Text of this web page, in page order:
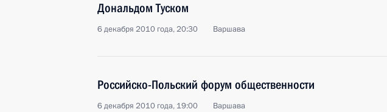
Дональдом Туском
6 декабря 2010 года, 20:30 Варшава
Российско-Польский форум общественности
6 декабря 2010 года, 19:00 Варшава